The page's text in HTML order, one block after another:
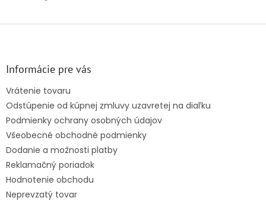
Z
Informácie pre vás
Vrátenie tovaru
Odstúpenie od kúpnej zmluvy uzavretej na diaľku
Podmienky ochrany osobných údajov
Všeobecné obchodné podmienky
Dodanie a možnosti platby
Reklamačný poriadok
Hodnotenie obchodu
Neprevzatý tovar